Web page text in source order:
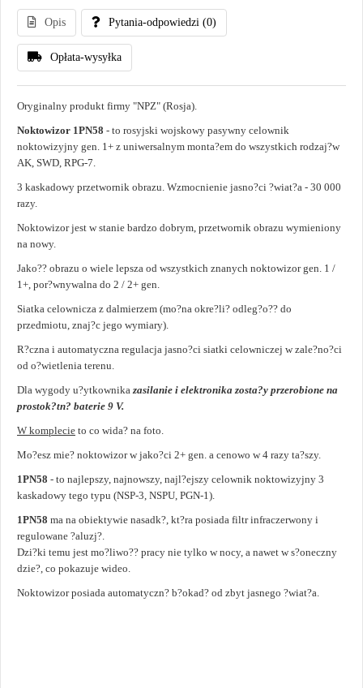
Opis Pytania-odpowiedzi (0)
Opłata-wysyłka
Oryginalny produkt firmy "NPZ" (Rosja).
Noktowizor 1PN58 - to rosyjski wojskowy pasywny celownik
noktowizyjny gen. 1+ z uniwersalnym monta?em do wszystkich rodzaj?w
AK, SWD, RPG-7.
3 kaskadowy przetwornik obrazu. Wzmocnienie jasno?ci ?wiat?a - 30 000
razy.
Noktowizor jest w stanie bardzo dobrym, przetwornik obrazu wymieniony
na nowy.
Jako?? obrazu o wiele lepsza od wszystkich znanych noktowizor gen. 1 /
1+, por?wnywalna do 2 / 2+ gen.
Siatka celownicza z dalmierzem (mo?na okre?li? odleg?o?? do
przedmiotu, znaj?c jego wymiary).
R?czna i automatyczna regulacja jasno?ci siatki celowniczej w zale?no?ci
od o?wietlenia terenu.
Dla wygody u?ytkownikazasilanie i elektronika zosta?y przerobione na
prostok?tn? baterie 9 V.
W komplecie to co wida? na foto.
Mo?esz mie? noktowizor w jako?ci 2+ gen. a cenowo w 4 razy ta?szy.
1PN58 - to najlepszy, najnowszy, najl?ejszy celownik noktowizyjny 3
kaskadowy tego typu (NSP-3, NSPU, PGN-1).
1PN58 ma na obiektywie nasadk?, kt?ra posiada filtr infraczerwony i
regulowane ?aluzj?.
Dzi?ki temu jest mo?liwo?? pracy nie tylko w nocy, a nawet w s?oneczny
dzie?, co pokazuje wideo.
Noktowizor posiada automatyczn? b?okad? od zbyt jasnego ?wiat?a.